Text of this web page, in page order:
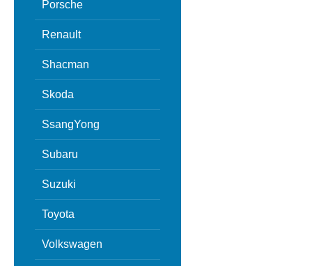
Porsche
Renault
Shacman
Skoda
SsangYong
Subaru
Suzuki
Toyota
Volkswagen